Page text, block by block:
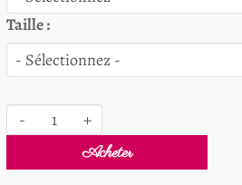
Taille :
-
+
Acheter